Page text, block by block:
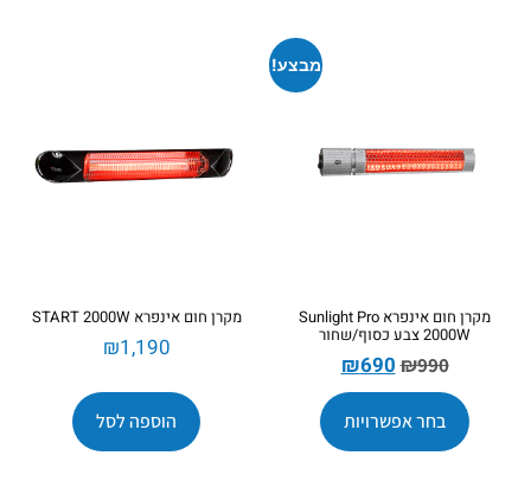
מבצע!
מקרן חום אינפרא Sunlight Pro
2000W צבע כסוף/שחור
₪990
₪690
בחר אפשרויות
מקרן חום אינפרא START 2000W
₪1,190
הוספה לסל